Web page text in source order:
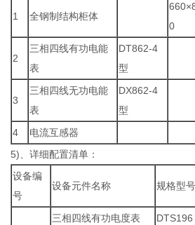
1 全钢制结构柜体
0
2
三相四线有功电能
表
DT862-4
型
3
三相四线无功电能
表
DX862-4
型
4 电流互感器
5)、详细配置清单：
设备编
号
设备元件名称 规格型号
三相四线有功电度表 DTS196